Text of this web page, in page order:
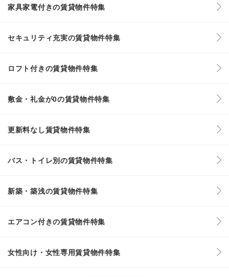
家具家電付きの賃貸物件特集
セキュリティ充実の賃貸物件特集
ロフト付きの賃貸物件特集
敷金・礼金が0の賃貸物件特集
更新料なし賃貸物件特集
バス・トイレ別の賃貸物件特集
新築・築浅の賃貸物件特集
エアコン付きの賃貸物件特集
女性向け・女性専用賃貸物件特集